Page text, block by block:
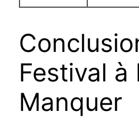
Festival à
Manquer